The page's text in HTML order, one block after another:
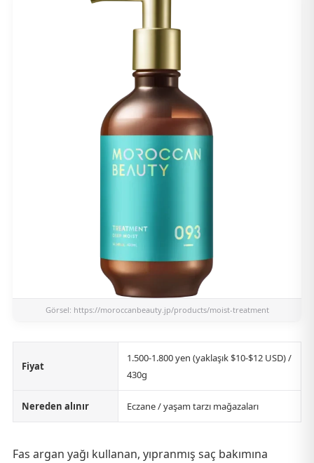
Görsel: https://moroccanbeauty.jp/products/moist-treatment
Fiyat
1.500-1.800 yen (yaklaşık $10-$12 USD) /
430g
Nereden alınır Eczane / yaşam tarzı mağazaları
Fas argan yağı kullanan, yıpranmış saç bakımına